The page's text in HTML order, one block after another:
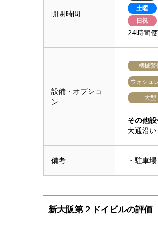
開閉時間
土曜
日祝
24時間
設備・オプショ
ン
機械警
ウォシュ
大型
その他
大通沿
備考 ・駐車
新大阪第２ドイビルの評価